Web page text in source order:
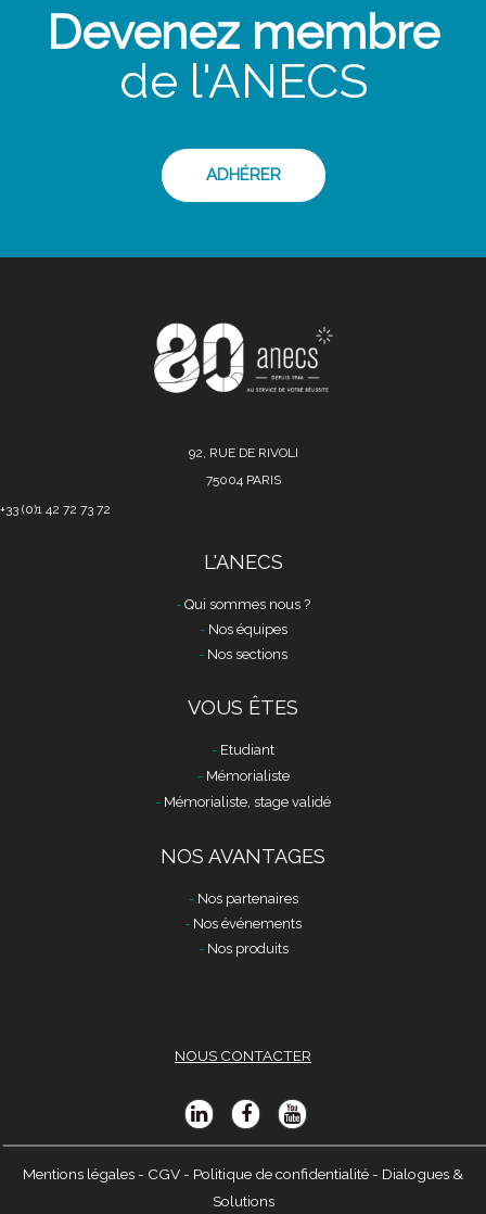
Devenez membre
de l'ANECS
ADHÉRER
92, RUE DE RIVOLI
75004 PARIS
+33 (0)1 42 72 73 72
L'ANECS
Qui sommes nous ?
Nos équipes
Nos sections
VOUS ÊTES
Etudiant
Mémorialiste
Mémorialiste, stage validé
NOS AVANTAGES
Nos partenaires
Nos événements
Nos produits
NOUS CONTACTER
Mentions légales - CGV - Politique de confidentialité - Dialogues &
Solutions